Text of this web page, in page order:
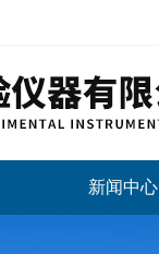
新闻中心